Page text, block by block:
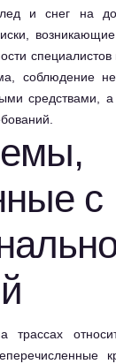
и снег на
соблюдение
средствами,
с
трассах